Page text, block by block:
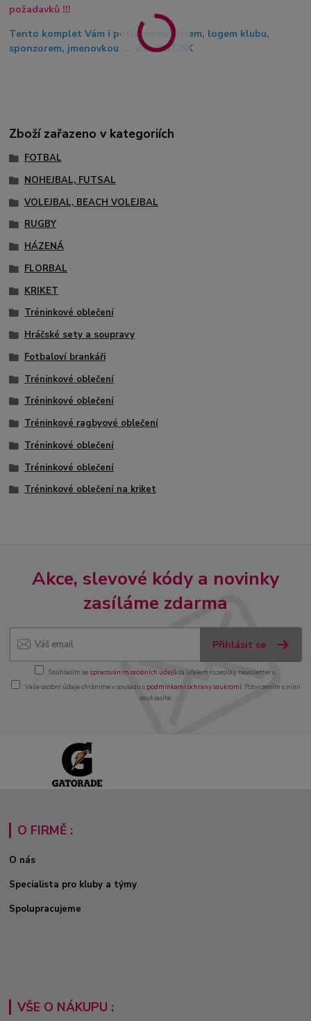
požadavků !!!
Tento komplet Vám i potiskneme číslem, logem klubu,
sponzorem, jmenovkou .... viz. POTISK
Zboží zařazeno v kategoriích
FOTBAL
NOHEJBAL, FUTSAL
VOLEJBAL, BEACH VOLEJBAL
RUGBY
HÁZENÁ
FLORBAL
KRIKET
Tréninkové oblečení
Hráčské sety a soupravy
Fotbaloví brankáři
Tréninkové oblečení
Tréninkové oblečení
Tréninkové ragbyové oblečení
Tréninkové oblečení
Tréninkové oblečení
Tréninkové oblečení na kriket
Akce, slevové kódy a novinky
zasíláme zdarma
Přihlásit se
Souhlasím se zpracováním osobních údajůza účelem rozesílky newsletteru.
Vaše osobní údaje chráníme v souladu s podmínkami ochrany soukromí. Potvrzením s nimi
souhlasíte.
O FIRMĚ :
O nás
Specialista pro kluby a týmy
Spolupracujeme
VŠE O NÁKUPU :